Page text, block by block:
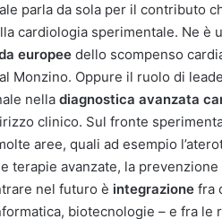
parla da sola per il contributo
cardiologia sperimentale. Ne è
europee dello scompenso
Monzino. Oppure il ruolo di
nelladiagnostica avanzata
clinico. Sul fronte
aree, quali ad esempio
terapie avanzate, la
nel futuro è integrazione fra
biotecnologie – e fra le